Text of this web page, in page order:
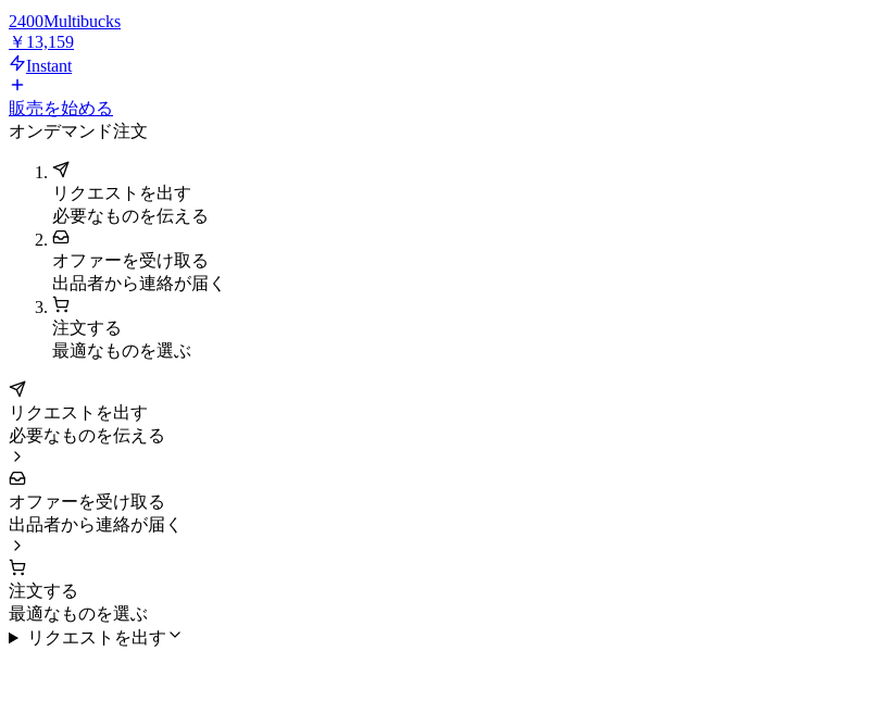
2400Multibucks
￥13,159
Instant
販売を始める
オンデマンド注文
リクエストを出す
必要なものを伝える
オファーを受け取る
出品者から連絡が届く
注文する
最適なものを選ぶ
リクエストを出す
必要なものを伝える
オファーを受け取る
出品者から連絡が届く
注文する
最適なものを選ぶ
リクエストを出す